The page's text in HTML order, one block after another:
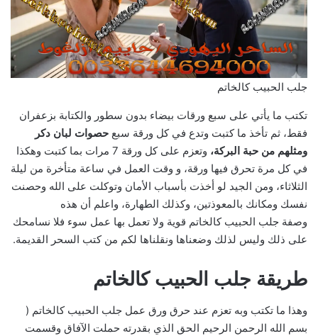
جلب الحبيب كالخاتم
تكتب ما يأتي على سبع ورقات بيضاء بدون سطور والكتابة بزعفران
فقط، ثم تأخذ ما كتبت وتدع في كل ورقة سبع حصوات لبان دكر
ومثلهم من حبة البركة،
وتعزم على كل ورقة 7 مرات بما كتبت وهكذا
في كل مرة تحرق فيها ورقة، و وقت العمل في ساعة متأخرة من ليلة
الثلاثاء، ومن الجيد لو أخذت بأسباب الأمان وتوكلت على الله وحصنت
نفسك ومكانك بالمعوذتين، وكذلك الطهارة، واعلم أن هذه
وصفة جلب الحبيب كالخاتم قوية ولا تعمل بها عمل سوء فلا نسامحك
على ذلك وليس لذلك وضعناها ونقلناها لكم من كتب السحر القديمة.
طريقة جلب الحبيب كالخاتم
وهذا ما تكتب وبه تعزم عند حرق ورق عمل جلب الحبيب كالخاتم (
بسم الله الرحمن الرحيم الحق الذي بقدرته حملت الآفاق وقسمت